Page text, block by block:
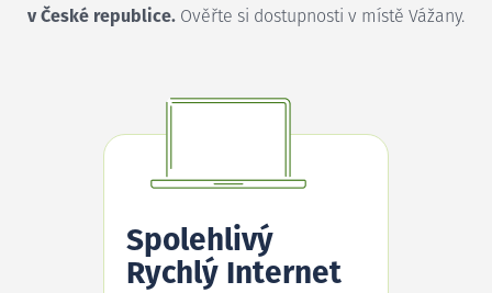
v České republice. Ověřte si dostupnosti v místě Vážany.
Spolehlivý
Rychlý Internet